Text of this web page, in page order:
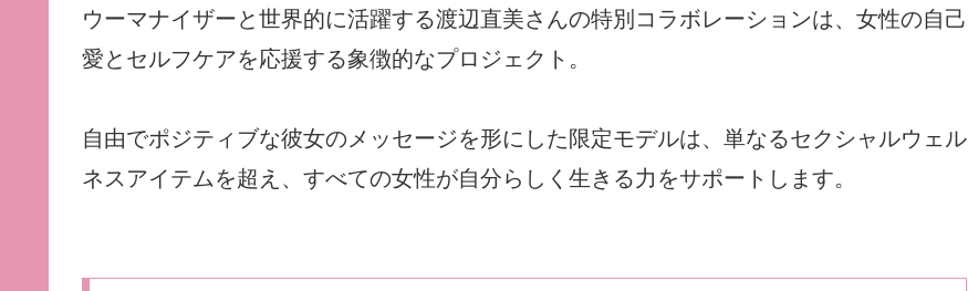
ウーマナイザーと世界的に活躍する渡辺直美さんの特別コラボレーションは、女性の自己
愛とセルフケアを応援する象徴的なプロジェクト。
自由でポジティブな彼女のメッセージを形にした限定モデルは、単なるセクシャルウェル
ネスアイテムを超え、すべての女性が自分らしく生きる力をサポートします。